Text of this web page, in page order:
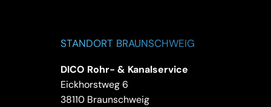
STANDORT BRAUNSCHWEIG
DICO Rohr- & Kanalservice
Eickhorstweg 6
38110 Braunschweig